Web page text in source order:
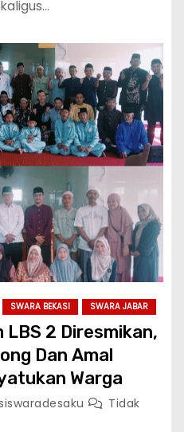
SWARA BEKASI SWARA JABAR
LBS 2 Diresmikan,
Dan Amal
Warga
Tidak